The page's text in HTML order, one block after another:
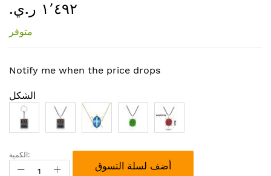
إلى
معرض
الصور
١٬٤٩٢ ر.ي.‏
متوفر
Notify me when the price drops
الشكل
الكمية:
أضف لسلة التسوق